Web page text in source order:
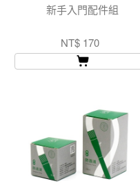
新手入門配件組
NT$ 170